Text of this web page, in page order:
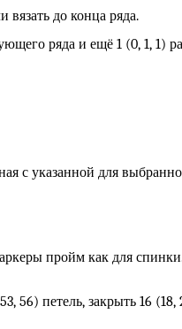
до конца ряда.
ряда и ещё 1 (0, 1, 1)
с указанной для
пройм как для
56) петель, закрыть 16